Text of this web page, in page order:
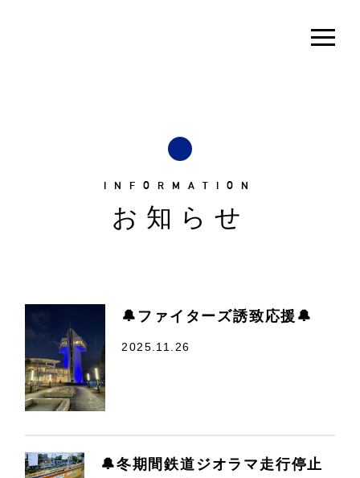
INFORMATION
お知らせ
🔔ファイターズ誘致応援🔔
2025.11.26
🔔冬期間鉄道ジオラマ走行停止